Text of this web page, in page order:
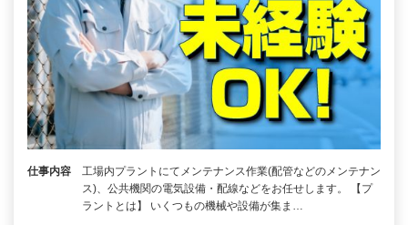
仕事内容
工場内プラントにてメンテナンス作業(配管などのメンテナン
ス)、公共機関の電気設備・配線などをお任せします。 【プ
ラントとは】 いくつもの機械や設備が集ま…